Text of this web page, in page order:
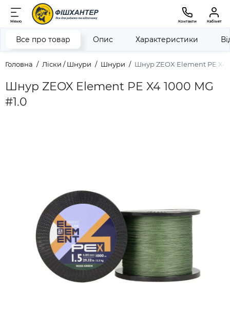
Меню Контакти Кабінет
Головна Ліски / Шнури Шнури Шнур ZEOX Element PE X4
Шнур ZEOX Element PE X4 1000 MG
#1.0
Все про товар Опис Характеристики